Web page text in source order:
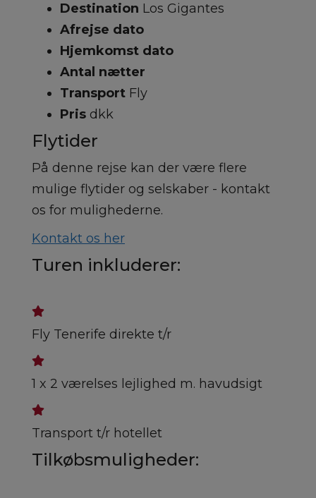
Destination Los Gigantes
Afrejse dato
Hjemkomst dato
Antal nætter
Transport Fly
Pris dkk
Flytider
På denne rejse kan der være flere
mulige flytider og selskaber - kontakt
os for mulighederne.
Kontakt os her
Turen inkluderer:
Fly Tenerife direkte t/r
1 x 2 værelses lejlighed m. havudsigt
Transport t/r hotellet
Tilkøbsmuligheder: